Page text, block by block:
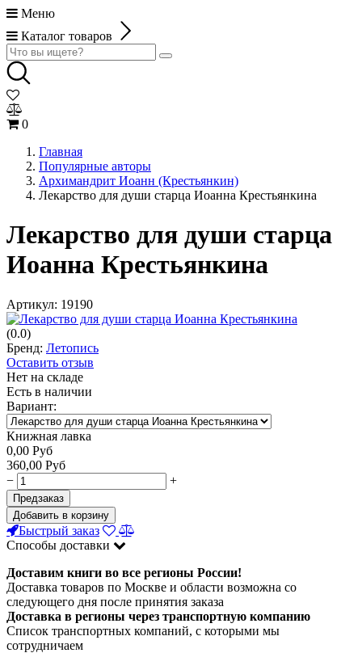
Меню
Каталог товаров
0
Главная
Популярные авторы
Архимандрит Иоанн (Крестьянкин)
Лекарство для души старца Иоанна Крестьянкина
Лекарство для души старца
Иоанна Крестьянкина
Артикул: 19190
(0.0)
Бренд: Летопись
Оставить отзыв
Нет на складе
Есть в наличии
Вариант:
Книжная лавка
0,00 Руб
360,00 Руб
−
+
Предзаказ
Добавить в корзину
Быстрый заказ
Способы доставки
Доставим книги во все регионы России!
Доставка товаров по Москве и области возможна со
следующего дня после принятия заказа
Доставка в регионы через транспортную компанию
Список транспортных компаний, с которыми мы
сотрудничаем